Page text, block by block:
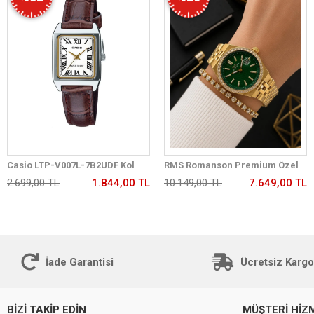
Casio LTP-V007L-7B2UDF Kol
Saati
2.699,00 TL 1.844,00 TL
RMS Romanson Premium Özel
Tasarım Kordon 2 Yıl Garantili 5
Atm Kadın Kol Saati+Bileklik
10.149,00 TL 7.649,00 TL
İade Garantisi Ücretsiz Kargo
BİZİ TAKİP EDİN MÜŞTERİ